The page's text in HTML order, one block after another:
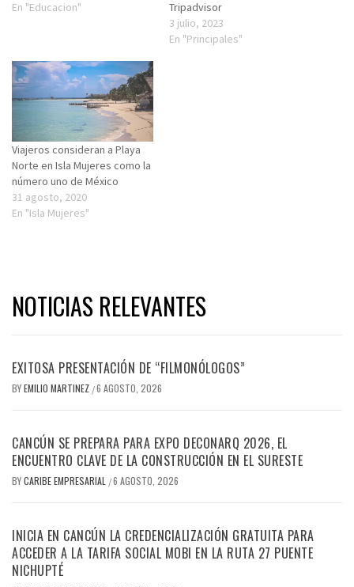
En "Educacion"
Tripadvisor
3 julio, 2023
En "Principales"
Viajeros consideran a Playa
Norte en Isla Mujeres como la
número uno de México
31 agosto, 2020
En "Isla Mujeres"
NOTICIAS RELEVANTES
EXITOSA PRESENTACIÓN DE “FILMONÓLOGOS”
BYEMILIO MARTINEZ /6 AGOSTO, 2026
CANCÚN SE PREPARA PARA EXPO DECONARQ 2026, EL
ENCUENTRO CLAVE DE LA CONSTRUCCIÓN EN EL SURESTE
BYCARIBE EMPRESARIAL /6 AGOSTO, 2026
INICIA EN CANCÚN LA CREDENCIALIZACIÓN GRATUITA PARA
ACCEDER A LA TARIFA SOCIAL MOBI EN LA RUTA 27 PUENTE
NICHUPTÉ